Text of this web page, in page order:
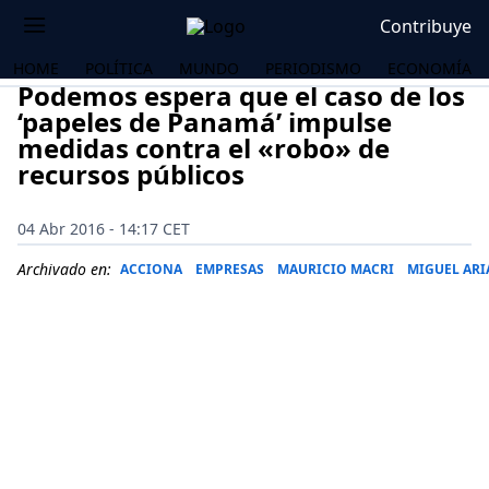
Contribuye
HOME POLÍTICA MUNDO PERIODISMO ECONOMÍA
Podemos espera que el caso de los
‘papeles de Panamá’ impulse
medidas contra el «robo» de
recursos públicos
04 Abr 2016 - 14:17 CET
Archivado en: ACCIONA EMPRESAS MAURICIO MACRI MIGUEL